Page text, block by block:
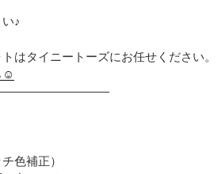
♪
はタイニートーズにお任せください。
☺︎
色補正）